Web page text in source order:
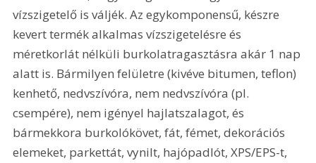
vízszigetelő is váljék. Az egykomponensű, készre
kevert termék alkalmas vízszigetelésre és
méretkorlát nélküli burkolatragasztásra akár 1 nap
alatt is. Bármilyen felületre (kivéve bitumen, teflon)
kenhető, nedvszívóra, nem nedvszívóra (pl.
csempére), nem igényel hajlatszalagot, és
bármekkora burkolókövet, fát, fémet, dekorációs
elemeket, parkettát, vynilt, hajópadlót, XPS/EPS-t,